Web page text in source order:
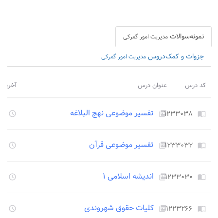
نمونه‌سوالات مدیریت امور گمرکی
جزوات و کمک‌دروس مدیریت امور گمرکی
کد درس عنوان درس
import_contacts ۱۲۳۳۰۳۸picture_as_pdf تفسیر موضوعی نهج البلاغه access_time
import_contacts ۱۲۳۳۰۳۲picture_as_pdf تفسیر موضوعی قرآن access_time
import_contacts ۱۲۳۳۰۳۰picture_as_pdf اندیشه اسلامی ۱ access_time
import_contacts ۱۲۲۳۲۶۶picture_as_pdf کلیات حقوق شهروندی access_time